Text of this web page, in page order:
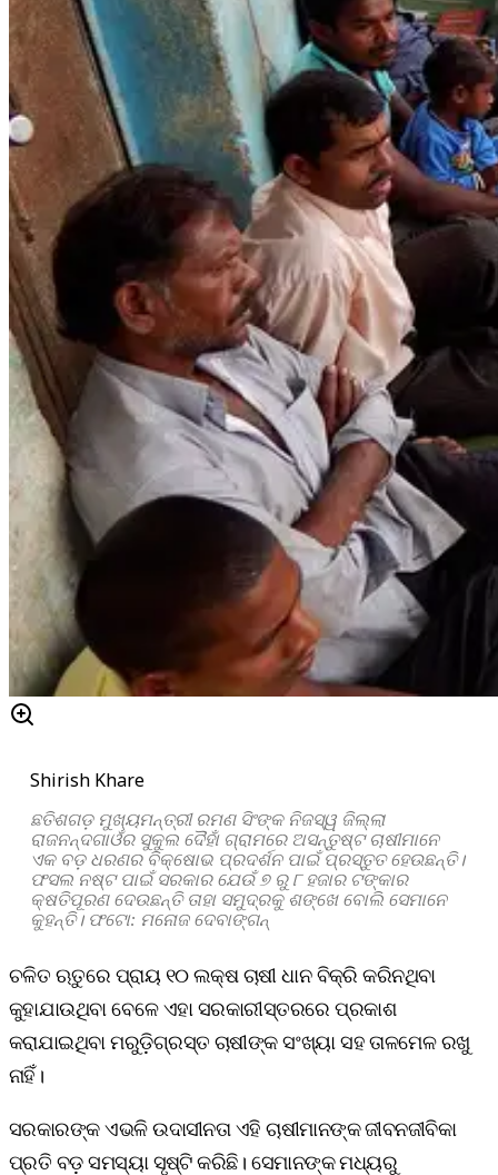
Shirish Khare
ଛତିଶଗଡ଼ ମୁଖ୍ୟମନ୍ତ୍ରୀ ରମଣ ସିଂଙ୍କ ନିଜସ୍ୱ ଜିଲ୍ଲା
ରାଜନନ୍ଦଗାଓଁର ସୁକୁଲ ଦୈହାଁ ଗ୍ରାମରେ ଅସନ୍ତୁଷ୍ଟ ଚାଷୀମାନେ
ଏକ ବଡ଼ ଧରଣର ବିକ୍ଷୋଭ ପ୍ରଦର୍ଶନ ପାଇଁ ପ୍ରସ୍ତୁତ ହେଉଛନ୍ତି।
ଫସଲ ନଷ୍ଟ ପାଇଁ ସରକାର ଯେଉଁ ୭ ରୁ ୮ ହଜାର ଟଙ୍କାର
କ୍ଷତିପୂରଣ ଦେଉଛନ୍ତି ତାହା ସମୁଦ୍ରକୁ ଶଙ୍ଖେ ବୋଲି ସେମାନେ
କୁହନ୍ତି। ଫଟୋ: ମନୋଜ ଦେବାଙ୍ଗନ୍‌
ଚଳିତ ଋତୁରେ ପ୍ରାୟ ୧୦ ଲକ୍ଷ ଚାଷୀ ଧାନ ବିକ୍ରି କରିନଥିବା
କୁହାଯାଉଥିବା ବେଳେ ଏହା ସରକାରୀସ୍ତରରେ ପ୍ରକାଶ
କରାଯାଇଥିବା ମରୁଡ଼ିଗ୍ରସ୍ତ ଚାଷୀଙ୍କ ସଂଖ୍ୟା ସହ ତାଳମେଳ ରଖୁ
ନାହିଁ।
ସରକାରଙ୍କ ଏଭଳି ଉଦାସୀନତା ଏହି ଚାଷୀମାନଙ୍କ ଜୀବନଜୀବିକା
ପ୍ରତି ବଡ଼ ସମସ୍ୟା ସୃଷ୍ଟି କରିଛି। ସେମାନଙ୍କ ମଧ୍ୟରୁ